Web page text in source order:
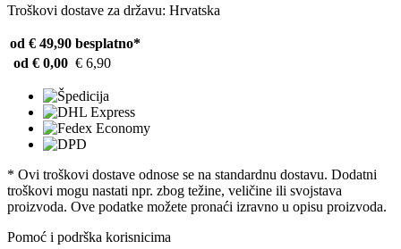
Troškovi dostave za državu: Hrvatska
od € 49,90 besplatno*
od € 0,00 € 6,90
* Ovi troškovi dostave odnose se na standardnu ​​dostavu. Dodatni
troškovi mogu nastati npr. zbog težine, veličine ili svojstava
proizvoda. Ove podatke možete pronaći izravno u opisu proizvoda.
Pomoć i podrška korisnicima